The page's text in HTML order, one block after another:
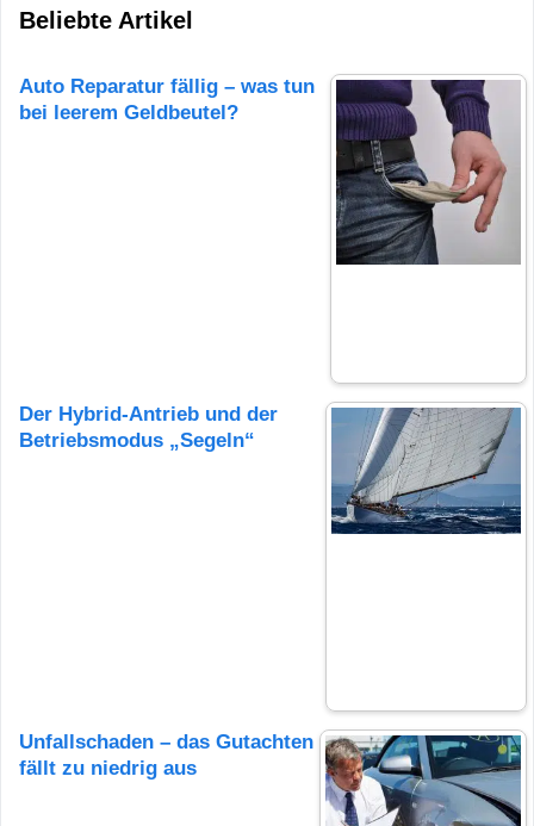
Beliebte Artikel
Auto Reparatur fällig – was tun
bei leerem Geldbeutel?
Der Hybrid-Antrieb und der
Betriebsmodus „Segeln“
Unfallschaden – das Gutachten
fällt zu niedrig aus